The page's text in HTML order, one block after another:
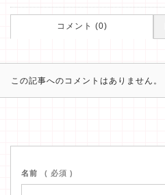
コメント (0)
この記事へのコメントはありません。
名前 ( 必須 )